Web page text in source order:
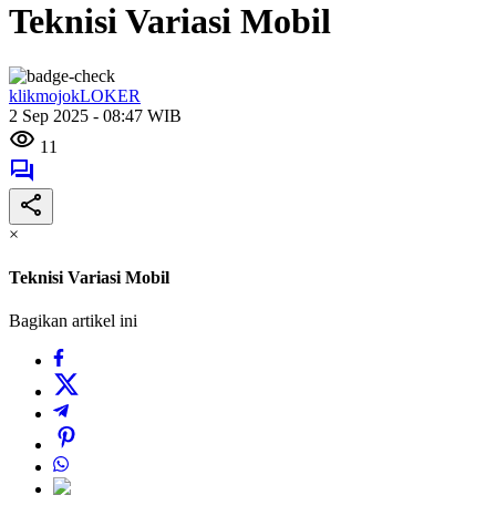
Teknisi Variasi Mobil
klikmojokLOKER
2 Sep 2025 - 08:47 WIB
11
×
Teknisi Variasi Mobil
Bagikan artikel ini